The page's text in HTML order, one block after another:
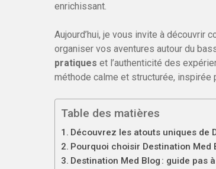
enrichissant.
Aujourd’hui, je vous invite à découvrir
organiser vos aventures autour du
pratiques et l’authenticité des
méthode calme et structurée, inspirée
Table des matières
Découvrez les atouts uniques de
Pourquoi choisir Destination Med
Destination Med Blog : guide pas